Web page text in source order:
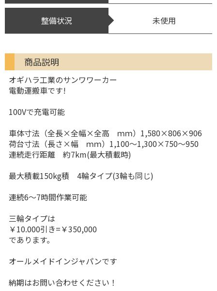
整備状況 未使用
商品説明
オギハラ工業のサンワワーカー
電動運搬車です!
100Vで充電可能
車体寸法（全長×全幅×全高 ｍｍ）1,580×806×906
荷台寸法（長さ×幅 ｍｍ）1,100～1,300×750～950
連続走行距離 約7km(最大積載時)
最大積載150kg積 4輪タイプ(3輪も同じ)
連続6〜7時間作業可能
三輪タイプは
￥10.000引き=￥350,000
であります。
オールメイドインジャパンです
納期はお問い合わせください！